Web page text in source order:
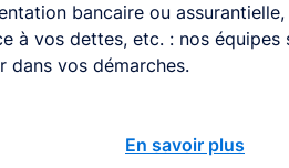
bancaire ou
à vos dettes, etc. : nos équipes
dans vos démarches.
En savoir plus